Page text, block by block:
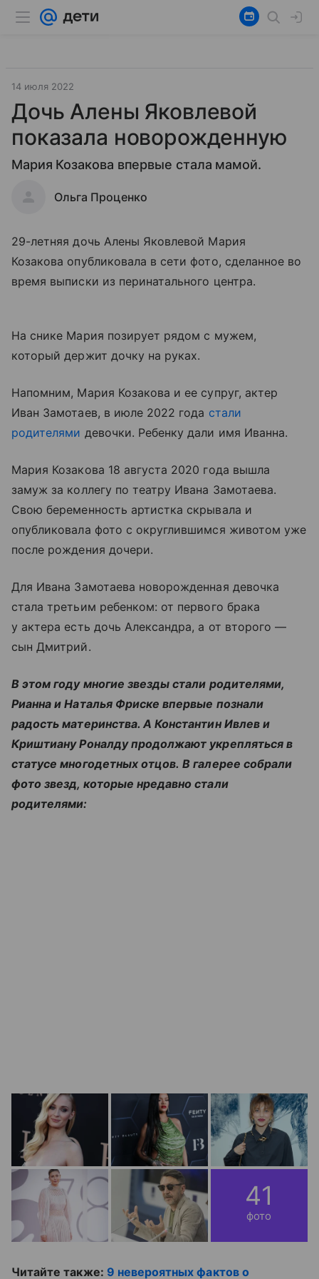
14 июля 2022
Дочь Алены Яковлевой
показала новорожденную
Мария Козакова впервые стала мамой.
Ольга Проценко
29-летняя дочь Алены Яковлевой Мария
Козакова опубликовала в сети фото, сделанное во
время выписки из перинатального центра.
На снике Мария позирует рядом с мужем,
который держит дочку на руках.
Напомним, Мария Козакова и ее супруг, актер
Иван Замотаев, в июле 2022 года стали
родителями девочки. Ребенку дали имя Иванна.
Мария Козакова 18 августа 2020 года вышла
замуж за коллегу по театру Ивана Замотаева.
Свою беременность артистка скрывала и
опубликовала фото с округлившимся животом уже
после рождения дочери.
Для Ивана Замотаева новорожденная девочка
стала третьим ребенком: от первого брака
у актера есть дочь Александра, а от второго —
сын Дмитрий.
В этом году многие звезды стали родителями,
Рианна и Наталья Фриске впервые познали
радость материнства. А Константин Ивлев и
Криштиану Роналду продолжают укрепляться в
статусе многодетных отцов.В галерее собрали
фото звезд, которые нредавно стали
родителями:
41
фото
Читайте также: 9 невероятных фактов о